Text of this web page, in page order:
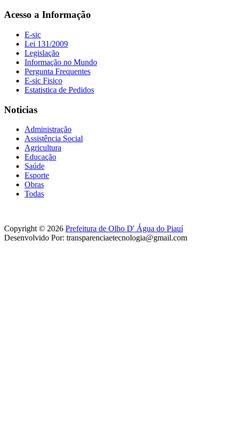
Acesso a Informação
E-sic
Lei 131/2009
Legislação
Informação no Mundo
Pergunta Frequentes
E-sic Fisico
Estatistica de Pedidos
Noticias
Administração
Assistência Social
Agricultura
Educação
Saúde
Esporte
Obras
Todas
Copyright © 2026 Prefeitura de Olho D' Água do Piauí
Desenvolvido Por: transparenciaetecnologia@gmail.com